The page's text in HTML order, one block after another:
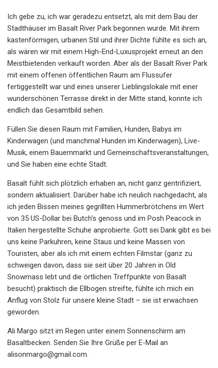
Ich gebe zu, ich war geradezu entsetzt, als mit dem Bau der
Stadthäuser im Basalt River Park begonnen wurde. Mit ihrem
kastenförmigen, urbanen Stil und ihrer Dichte fühlte es sich an,
als wären wir mit einem High-End-Luxusprojekt erneut an den
Meistbietenden verkauft worden. Aber als der Basalt River Park
mit einem offenen öffentlichen Raum am Flussufer
fertiggestellt war und eines unserer Lieblingslokale mit einer
wunderschönen Terrasse direkt in der Mitte stand, konnte ich
endlich das Gesamtbild sehen.
Füllen Sie diesen Raum mit Familien, Hunden, Babys im
Kinderwagen (und manchmal Hunden im Kinderwagen), Live-
Musik, einem Bauernmarkt und Gemeinschaftsveranstaltungen,
und Sie haben eine echte Stadt.
Basalt fühlt sich plötzlich erhaben an, nicht ganz gentrifiziert,
sondern aktualisiert. Darüber habe ich neulich nachgedacht, als
ich jeden Bissen meines gegrillten Hummerbrötchens im Wert
von 35 US-Dollar bei Butch's genoss und im Posh Peacock in
Italien hergestellte Schuhe anprobierte. Gott sei Dank gibt es bei
uns keine Parkuhren, keine Staus und keine Massen von
Touristen, aber als ich mit einem echten Filmstar (ganz zu
schweigen davon, dass sie seit über 20 Jahren in Old
Snowmass lebt und die örtlichen Treffpunkte von Basalt
besucht) praktisch die Ellbogen streifte, fühlte ich mich ein
Anflug von Stolz für unsere kleine Stadt – sie ist erwachsen
geworden.
Ali Margo sitzt im Regen unter einem Sonnenschirm am
Basaltbecken. Senden Sie Ihre Grüße per E-Mail an
alisonmargo@gmail.com.